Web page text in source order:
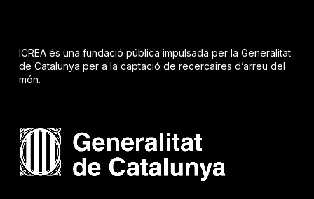
ICREA és una fundació pública impulsada per la Generalitat
de Catalunya per a la captació de recercaires d’arreu del
món.